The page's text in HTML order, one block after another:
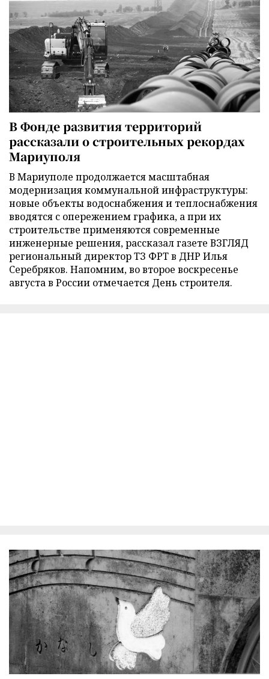
В Фонде развития территорий
рассказали о строительных рекордах
Мариуполя
В Мариуполе продолжается масштабная
модернизация коммунальной инфраструктуры:
новые объекты водоснабжения и теплоснабжения
вводятся с опережением графика, а при их
строительстве применяются современные
инженерные решения, рассказал газете ВЗГЛЯД
региональный директор ТЗ ФРТ в ДНР Илья
Серебряков. Напомним, во второе воскресенье
августа в России отмечается День строителя.